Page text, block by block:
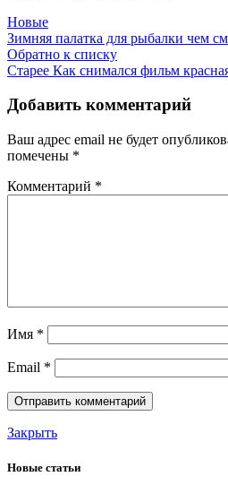
Новые
Зимняя палатка для рыбалки чем
Обратно к списку
Старее Как снимался фильм
Добавить комментарий
Ваш адрес email не будет
помечены *
Комментарий *
Имя *
Email *
Закрыть
Новые статьи